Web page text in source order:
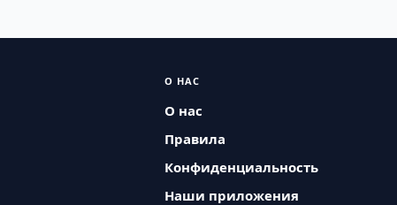
О НАС
О нас
Правила
Конфиденциальность
Наши приложения